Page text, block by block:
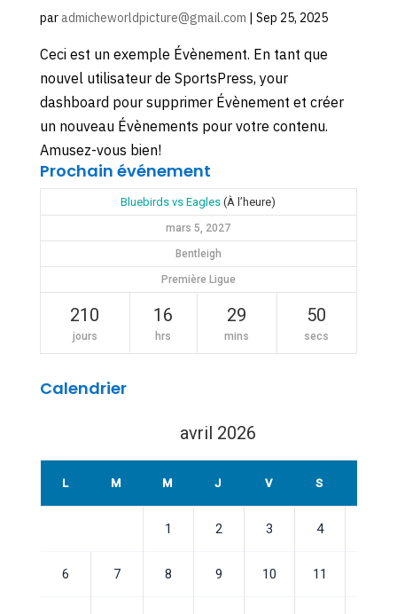
paradmicheworldpicture@gmail.com | Sep 25, 2025
Ceci est un exemple Évènement. En tant que
nouvel utilisateur de SportsPress, your
dashboard pour supprimer Évènement et créer
un nouveau Évènements pour votre contenu.
Amusez-vous bien!
Prochain événement
Bluebirds vs Eagles (À l’heure)
mars 5, 2027
Bentleigh
Première Ligue
210
jours
16
hrs
29
mins
50
secs
Calendrier
avril 2026
L M M J V S
1 2 3 4
6 7 8 9 10 11